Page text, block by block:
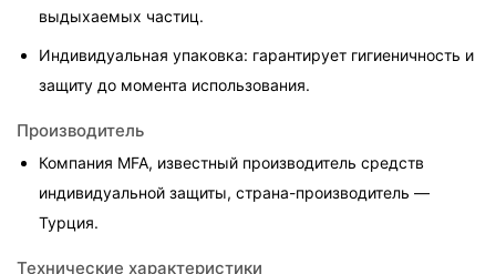
выдыхаемых частиц.
Индивидуальная упаковка: гарантирует гигиеничность и
защиту до момента использования.
Производитель
Компания MFA, известный производитель средств
индивидуальной защиты, страна-производитель —
Турция.
Технические характеристики